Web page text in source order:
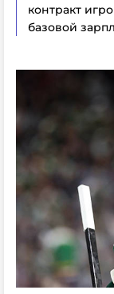
контракт
базовой